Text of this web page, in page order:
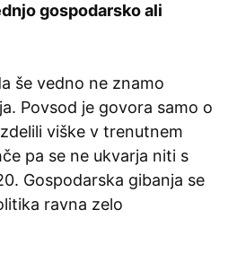
gospodarsko ali
še vedno ne znamo
Povsod je govora samo o
viške v trenutnem
pa se ne ukvarja niti s
Gospodarska gibanja se
ravna zelo